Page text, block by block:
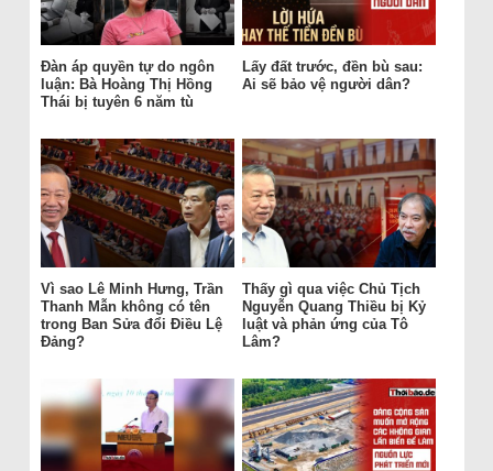
Đàn áp quyền tự do ngôn
luận: Bà Hoàng Thị Hồng
Thái bị tuyên 6 năm tù
Lấy đất trước, đền bù sau:
Ai sẽ bảo vệ người dân?
Vì sao Lê Minh Hưng, Trần
Thanh Mẫn không có tên
trong Ban Sửa đổi Điều Lệ
Đảng?
Thấy gì qua việc Chủ Tịch
Nguyễn Quang Thiều bị Kỷ
luật và phản ứng của Tô
Lâm?